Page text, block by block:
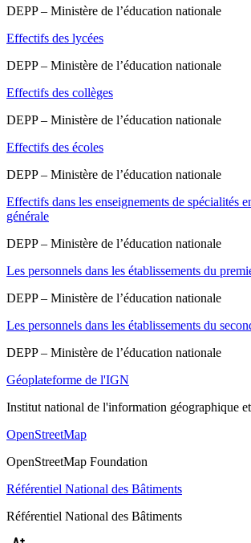
DEPP – Ministère de l’éducation nationale
Effectifs des lycées
DEPP – Ministère de l’éducation nationale
Effectifs des collèges
DEPP – Ministère de l’éducation nationale
Effectifs des écoles
DEPP – Ministère de l’éducation nationale
Effectifs dans les enseignements de spécialités
générale
DEPP – Ministère de l’éducation nationale
Les personnels dans les établissements du
DEPP – Ministère de l’éducation nationale
Les personnels dans les établissements du
DEPP – Ministère de l’éducation nationale
Géoplateforme de l'IGN
Institut national de l'information géographique
OpenStreetMap
OpenStreetMap Foundation
Référentiel National des Bâtiments
Référentiel National des Bâtiments